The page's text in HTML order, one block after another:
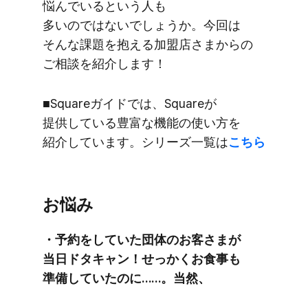
悩んでいると​いう​人も​
多いのではないでしょうか。​今回は​
そんな​課題を​抱える​加盟店さまからの​
ご相談を​紹介します！
■Squareガイドでは、​Squareが​
提供している​豊富な​機能の​使い方を​
紹介しています。​シリーズ一覧は​こちら
お悩み
・予約を​していた​団体の​お客さまが​
当日ドタキャン！​せっかく​お食事も​
準備していたのに……。​当然、​